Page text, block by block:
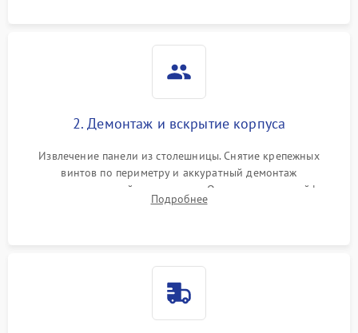
2. Демонтаж и вскрытие корпуса
Извлечение панели из столешницы. Снятие крепежных
винтов по периметру и аккуратный демонтаж
стеклокерамической поверхности. Отсоединение шлейфов
сенсорного блока для доступа к силовым платам, катушкам
Подробнее